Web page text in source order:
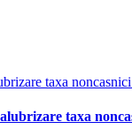
taxa
taxa